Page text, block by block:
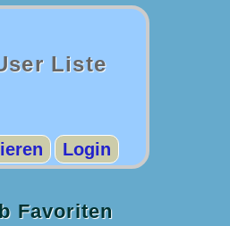
Liste
Login
Favoriten